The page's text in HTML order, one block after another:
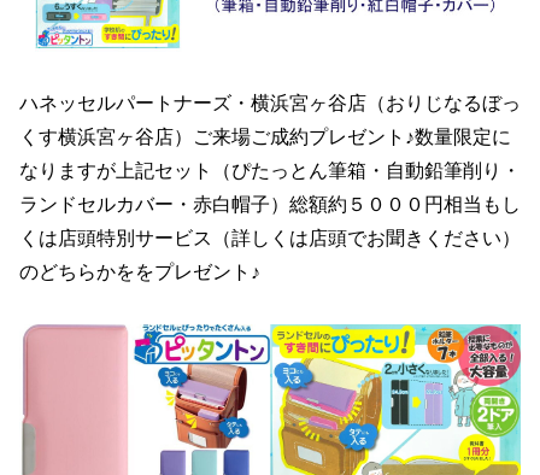
ハネッセルパートナーズ・横浜宮ヶ谷店（おりじなるぼっ
くす横浜宮ヶ谷店）ご来場ご成約プレゼント♪数量限定に
なりますが上記セット（ぴたっとん筆箱・自動鉛筆削り・
ランドセルカバー・赤白帽子）総額約５０００円相当もし
くは店頭特別サービス（詳しくは店頭でお聞きください）
のどちらかををプレゼント♪